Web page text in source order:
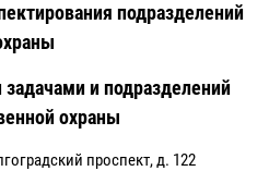
подразделений
и подразделений
охраны
проспект, д. 122